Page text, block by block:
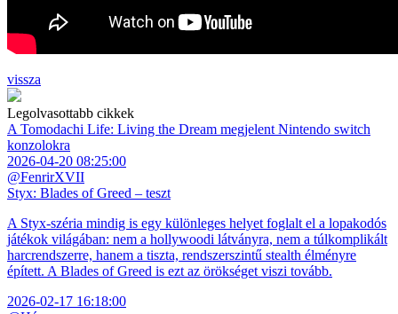
vissza
Legolvasottabb cikkek
A Tomodachi Life: Living the Dream megjelent Nintendo switch
konzolokra
2026-04-20 08:25:00
@FenrirXVII
Styx: Blades of Greed – teszt
A Styx-széria mindig is egy különleges helyet foglalt el a lopakodós
játékok világában: nem a hollywoodi látványra, nem a túlkomplikált
harcrendszerre, hanem a tiszta, rendszerszintű stealth élményre
épített. A Blades of Greed is ezt az örökséget viszi tovább.
2026-02-17 16:18:00